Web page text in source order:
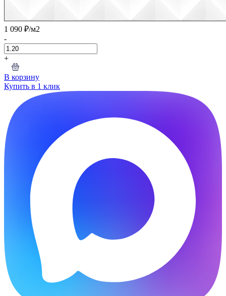
1 090 ₽/м2
-
+
В корзину
Купить в 1 клик